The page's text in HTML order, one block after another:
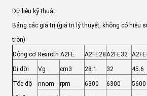
Dữ liệu kỹ thuật
Bảng các giá trị (giá trị lý thuyết, không có hiệu
tròn)
Động cơ Rexroth A2FE A2FE28A2FE32
Di dời Vg cm3 28.1 32 45.6
Tốc độ
nnom rpm 6300 6300 5600